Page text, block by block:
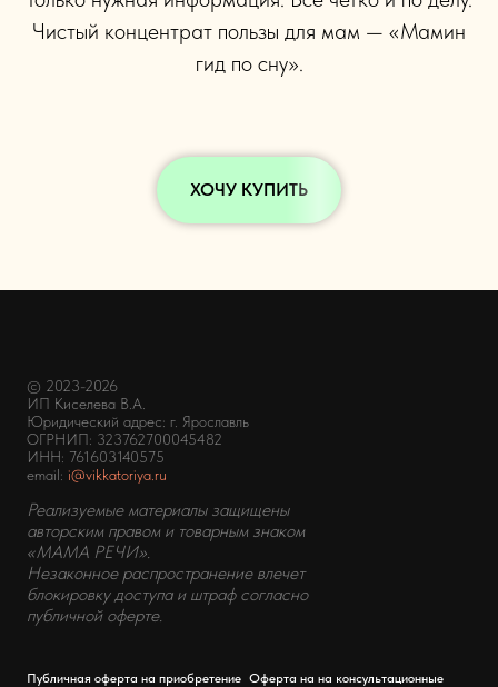
Чистый концентрат пользы для мам — «Мамин
гид по сну».
ХОЧУ КУПИТЬ
© 2023-2026
ИП Киселева В.А.
Юридический адрес: г. Ярославль
ОГРНИП: 323762700045482
ИНН: 761603140575
email: i@vikkatoriya.ru
Реализуемые материалы защищены
авторским правом и товарным знаком
«МАМА РЕЧИ».
Незаконное распространение влечет
блокировку доступа и штраф согласно
публичной оферте.
Публичная оферта на приобретение Оферта на на консультационные